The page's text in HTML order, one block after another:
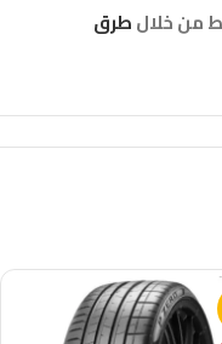
من خلالطرق